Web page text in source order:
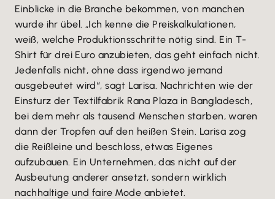
Einblicke in die Branche bekommen, von manchen
wurde ihr übel. „Ich kenne die Preiskalkulationen,
weiß, welche Produktionsschritte nötig sind. Ein T-
Shirt für drei Euro anzubieten, das geht einfach nicht.
Jedenfalls nicht, ohne dass irgendwo jemand
ausgebeutet wird“, sagt Larisa. Nachrichten wie der
Einsturz der Textilfabrik Rana Plaza in Bangladesch,
bei dem mehr als tausend Menschen starben, waren
dann der Tropfen auf den heißen Stein. Larisa zog
die Reißleine und beschloss, etwas Eigenes
aufzubauen. Ein Unternehmen, das nicht auf der
Ausbeutung anderer ansetzt, sondern wirklich
nachhaltige und faire Mode anbietet.